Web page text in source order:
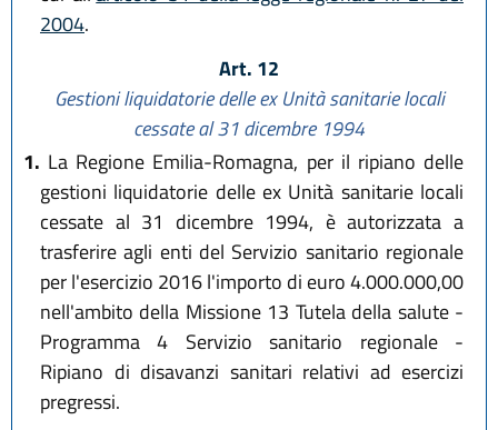
2004.
Art. 12
Gestioni liquidatorie delle ex Unità sanitarie locali
cessate al 31 dicembre 1994
1. La Regione Emilia-Romagna, per il ripiano delle
gestioni liquidatorie delle ex Unità sanitarie locali
cessate al 31 dicembre 1994, è autorizzata a
trasferire agli enti del Servizio sanitario regionale
per l'esercizio 2016 l'importo di euro 4.000.000,00
nell'ambito della Missione 13 Tutela della salute -
Programma 4 Servizio sanitario regionale -
Ripiano di disavanzi sanitari relativi ad esercizi
pregressi.